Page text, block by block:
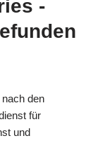
-
den
für
und